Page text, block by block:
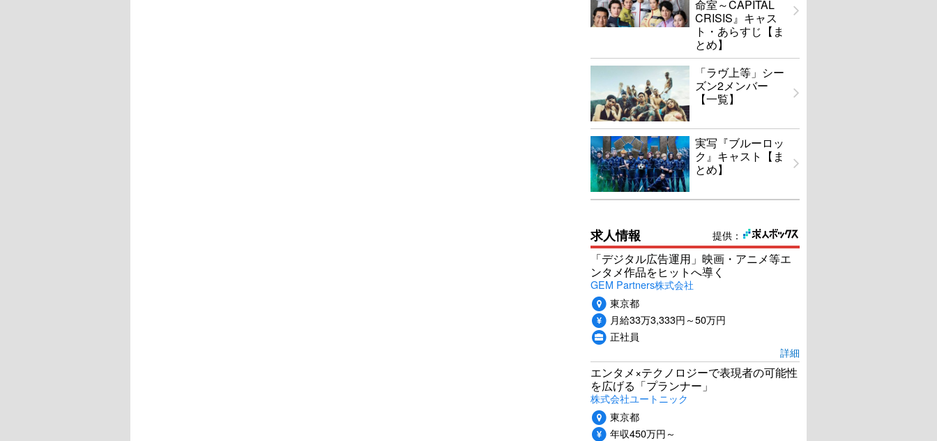
命室～CAPITAL
CRISIS』キャス
ト・あらすじ【ま
とめ】
「ラヴ上等」シー
ズン2メンバー
【一覧】
実写『ブルーロッ
ク』キャスト【ま
とめ】
提供：
求人情報
「デジタル広告運用」映画・アニメ等エ
ンタメ作品をヒットへ導く
GEM Partners株式会社
東京都
月給33万3,333円～50万円
正社員
詳細
エンタメ×テクノロジーで表現者の可能性
を広げる「プランナー」
株式会社ユートニック
東京都
年収450万円～